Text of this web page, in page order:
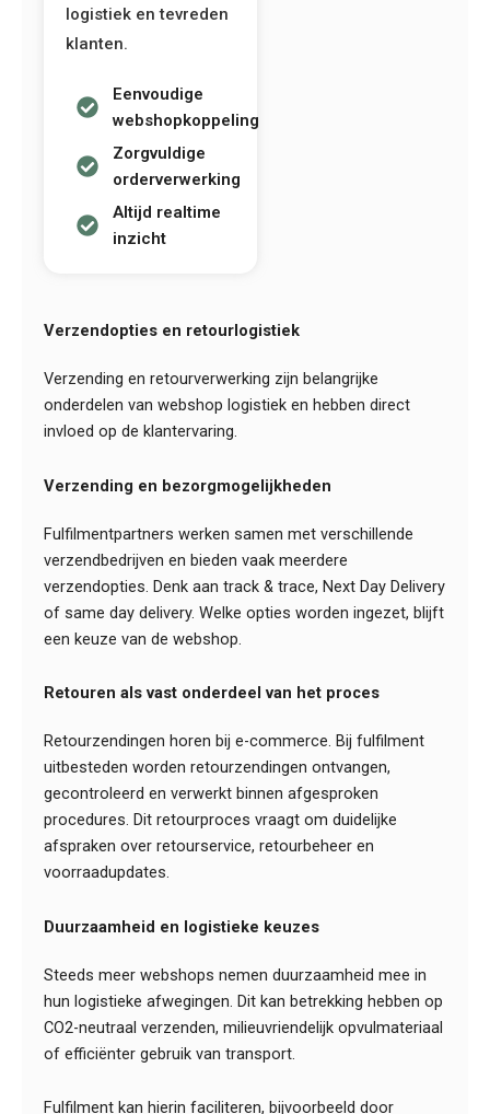
logistiek en tevreden
klanten.
Eenvoudige
webshopkoppeling
Zorgvuldige
orderverwerking
Altijd realtime
inzicht
Verzendopties en retourlogistiek
Verzending en retourverwerking zijn belangrijke
onderdelen van webshop logistiek en hebben direct
invloed op de klantervaring.
Verzending en bezorgmogelijkheden
Fulfilmentpartners werken samen met verschillende
verzendbedrijven en bieden vaak meerdere
verzendopties. Denk aan track & trace, Next Day Delivery
of same day delivery. Welke opties worden ingezet, blijft
een keuze van de webshop.
Retouren als vast onderdeel van het proces
Retourzendingen horen bij e-commerce. Bij fulfilment
uitbesteden worden retourzendingen ontvangen,
gecontroleerd en verwerkt binnen afgesproken
procedures. Dit retourproces vraagt om duidelijke
afspraken over retourservice, retourbeheer en
voorraadupdates.
Duurzaamheid en logistieke keuzes
Steeds meer webshops nemen duurzaamheid mee in
hun logistieke afwegingen. Dit kan betrekking hebben op
CO2-neutraal verzenden, milieuvriendelijk opvulmateriaal
of efficiënter gebruik van transport.
Fulfilment kan hierin faciliteren, bijvoorbeeld door